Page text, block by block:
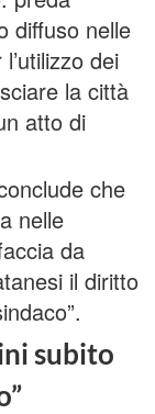
diffuso nelle
dei
la città
atto di
che
nelle
da
il diritto
subito